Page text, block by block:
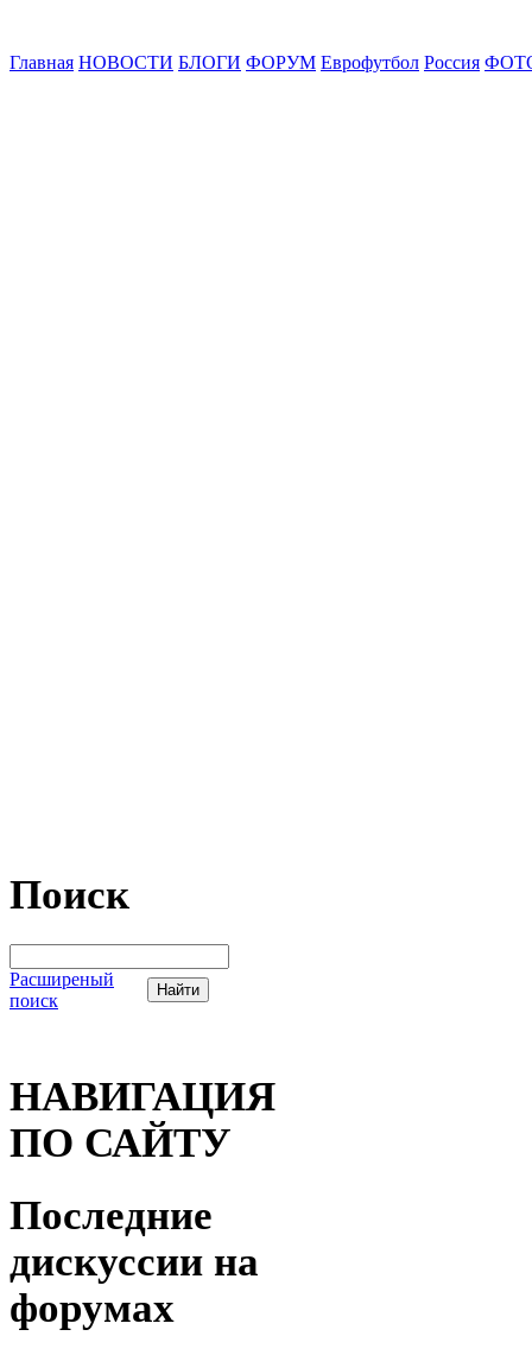
Главная НОВОСТИ БЛОГИ ФОРУМ Еврофутбол Россия
Поиск
Расширеный
поиск
НАВИГАЦИЯ
ПО САЙТУ
Последние
дискуссии на
форумах